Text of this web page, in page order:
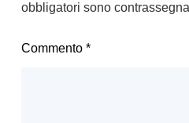
obbligatori sono
Commento *